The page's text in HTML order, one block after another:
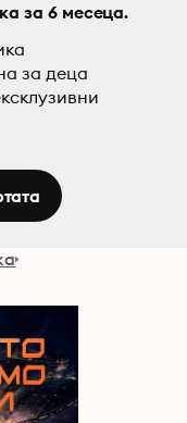
за 6 месеца.
за деца